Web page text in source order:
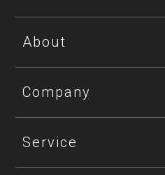
About
Company
Service